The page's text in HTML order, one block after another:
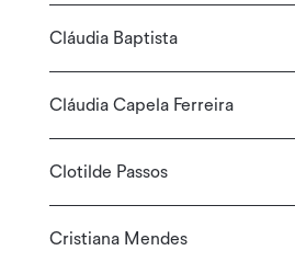
Cláudia Baptista
Cláudia Capela Ferreira
Clotilde Passos
Cristiana Mendes